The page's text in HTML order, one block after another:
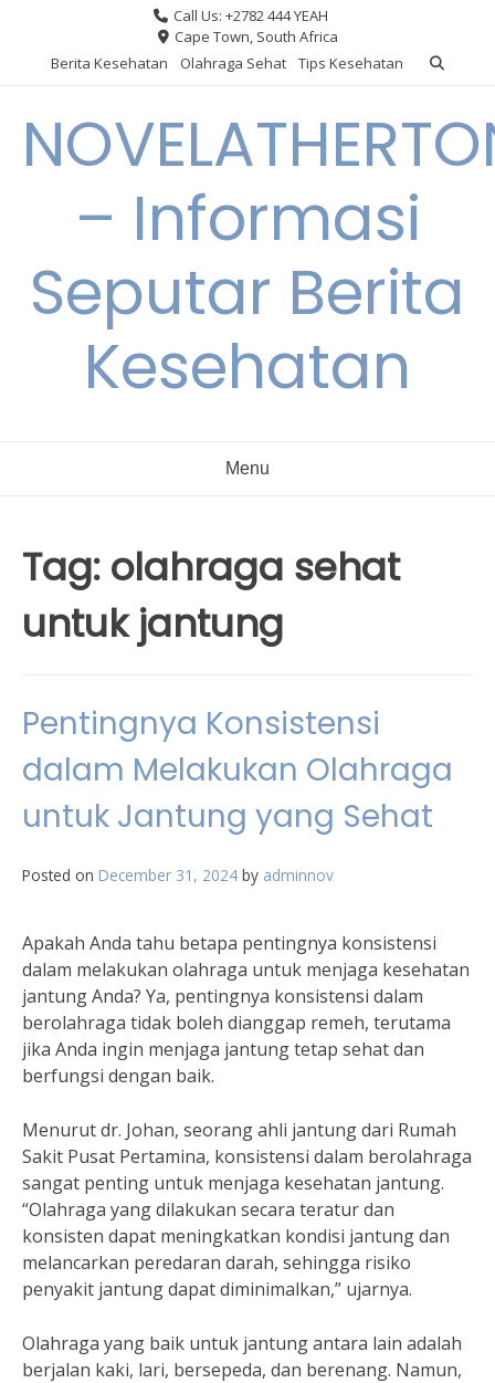
content
Call Us: +2782 444 YEAH
Cape Town, South Africa
Berita Kesehatan
Olahraga Sehat Tips Kesehatan
– Informasi
Seputar Berita
Kesehatan
Menu
Tag: olahraga sehat
untuk jantung
Pentingnya Konsistensi
dalam Melakukan Olahraga
untuk Jantung yang Sehat
Posted on December 31, 2024 by adminnov
Apakah Anda tahu betapa pentingnya konsistensi
dalam melakukan olahraga untuk menjaga kesehatan
jantung Anda? Ya, pentingnya konsistensi dalam
berolahraga tidak boleh dianggap remeh, terutama
jika Anda ingin menjaga jantung tetap sehat dan
berfungsi dengan baik.
Menurut dr. Johan, seorang ahli jantung dari Rumah
Sakit Pusat Pertamina, konsistensi dalam berolahraga
sangat penting untuk menjaga kesehatan jantung.
“Olahraga yang dilakukan secara teratur dan
konsisten dapat meningkatkan kondisi jantung dan
melancarkan peredaran darah, sehingga risiko
penyakit jantung dapat diminimalkan,” ujarnya.
Olahraga yang baik untuk jantung antara lain adalah
berjalan kaki, lari, bersepeda, dan berenang. Namun,